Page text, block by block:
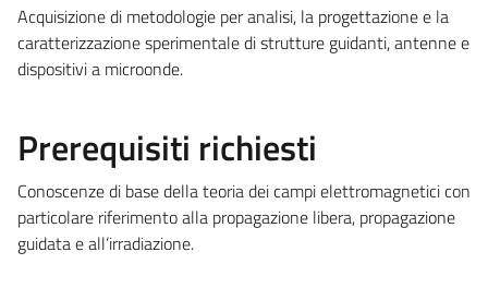
Acquisizione di metodologie per analisi, la progettazione e la
caratterizzazione sperimentale di strutture guidanti, antenne e
dispositivi a microonde.
Prerequisiti richiesti
Conoscenze di base della teoria dei campi elettromagnetici con
particolare riferimento alla propagazione libera, propagazione
guidata e all’irradiazione.